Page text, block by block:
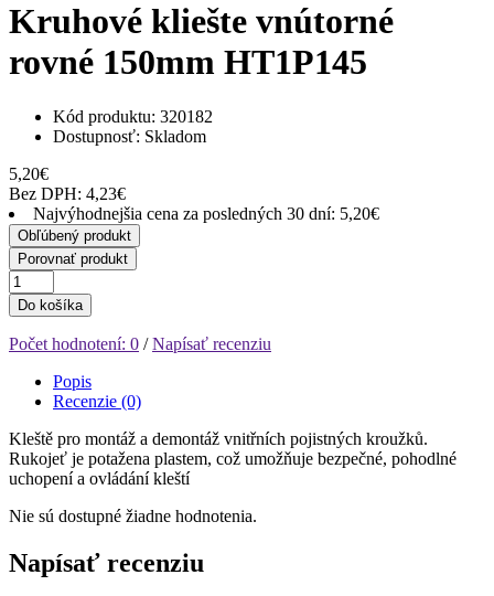
Kruhové kliešte vnútorné
rovné 150mm HT1P145
Kód produktu: 320182
Dostupnosť: Skladom
5,20€
Bez DPH: 4,23€
Najvýhodnejšia cena za posledných 30 dní: 5,20€
Obľúbený produkt
Porovnať produkt
Do košíka
Počet hodnotení: 0 /Napísať recenziu
Popis
Recenzie (0)
Kleště pro montáž a demontáž vnitřních pojistných kroužků.
Rukojeť je potažena plastem, což umožňuje bezpečné, pohodlné
uchopení a ovládání kleští
Nie sú dostupné žiadne hodnotenia.
Napísať recenziu